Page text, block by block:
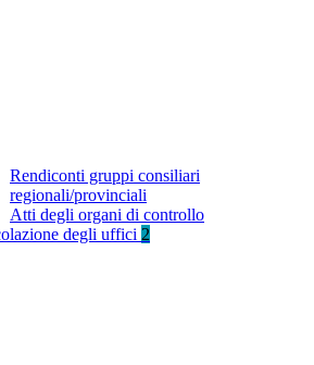
Rendiconti gruppi consiliari
regionali/provinciali
Atti degli organi di controllo
degli uffici 2